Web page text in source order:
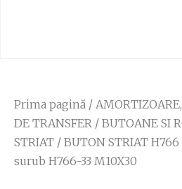
Prima pagină /
DE TRANSFER / BUTOANE SI
STRIAT / BUTON STRIAT H766
surub H766-33 M10X30